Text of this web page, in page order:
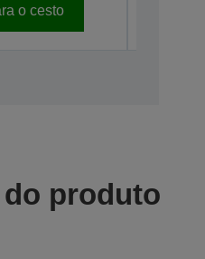
o cesto
produto